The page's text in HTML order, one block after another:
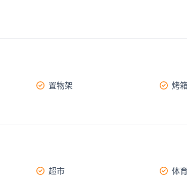
置物架 烤
超市
体